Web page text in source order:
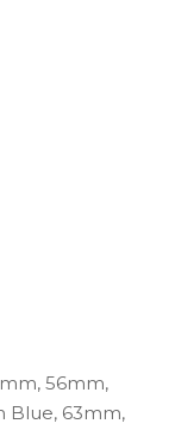
56mm,
Blue, 63mm,